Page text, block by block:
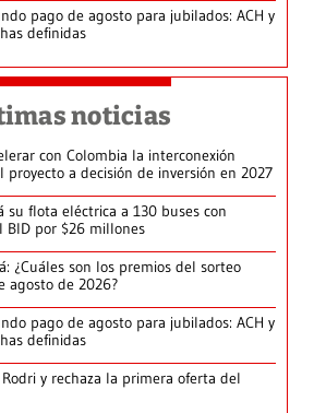
pago de agosto para jubilados: ACH y
definidas
noticias
con Colombia la interconexión
proyecto a decisión de inversión en 2027
su flota eléctrica a 130 buses con
BID por $26 millones
¿Cuáles son los premios del sorteo
agosto de 2026?
pago de agosto para jubilados: ACH y
definidas
y rechaza la primera oferta del